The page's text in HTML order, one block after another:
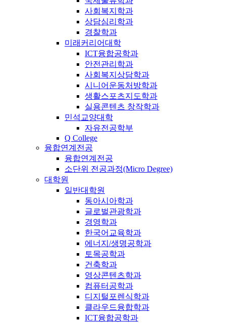
사회복지학과
상담심리학과
경찰학과
미래커리어대학
ICT융합공학과
안전관리학과
사회복지상담학과
시니어운동처방학과
생활스포츠지도학과
실용콘텐츠 창작학과
민석교양대학
자유전공학부
Q College
융합연계전공
융합연계전공
소단위 전공과정(Micro Degree)
대학원
일반대학원
동아시아학과
글로벌관광학과
경영학과
한국어교육학과
에너지/생명공학과
토목공학과
건축학과
영상콘텐츠학과
컴퓨터공학과
디지털포렌식학과
클라우드융합학과
ICT융합공학과